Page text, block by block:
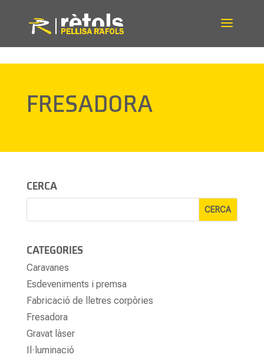
–Fresadora
FRESADORA
CERCA
CATEGORIES
Caravanes
Esdeveniments i premsa
Fabricació de lletres corpòries
Fresadora
Gravat làser
Il·luminació